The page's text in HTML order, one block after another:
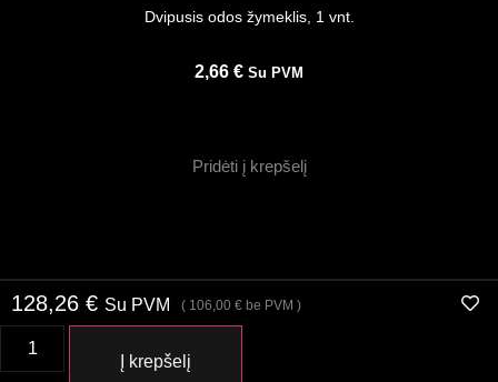
Dvipusis odos žymeklis, 1 vnt.
2,66 € Su PVM
Pridėti į krepšelį
128,26 € Su PVM ( 106,00 € be PVM )
Į krepšelį